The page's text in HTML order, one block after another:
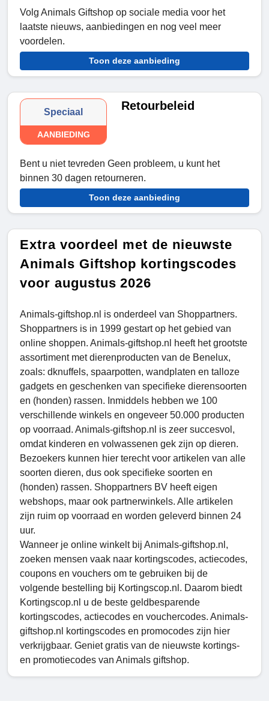
Volg Animals Giftshop op sociale media voor het
laatste nieuws, aanbiedingen en nog veel meer
voordelen.
Toon deze aanbieding
Speciaal
AANBIEDING
Retourbeleid
Bent u niet tevreden Geen probleem, u kunt het
binnen 30 dagen retourneren.
Toon deze aanbieding
Extra voordeel met de nieuwste
Animals Giftshop kortingscodes
voor augustus 2026
Animals-giftshop.nl is onderdeel van Shoppartners.
Shoppartners is in 1999 gestart op het gebied van
online shoppen. Animals-giftshop.nl heeft het grootste
assortiment met dierenproducten van de Benelux,
zoals: dknuffels, spaarpotten, wandplaten en talloze
gadgets en geschenken van specifieke dierensoorten
en (honden) rassen. Inmiddels hebben we 100
verschillende winkels en ongeveer 50.000 producten
op voorraad. Animals-giftshop.nl is zeer succesvol,
omdat kinderen en volwassenen gek zijn op dieren.
Bezoekers kunnen hier terecht voor artikelen van alle
soorten dieren, dus ook specifieke soorten en
(honden) rassen. Shoppartners BV heeft eigen
webshops, maar ook partnerwinkels. Alle artikelen
zijn ruim op voorraad en worden geleverd binnen 24
uur.
Wanneer je online winkelt bij Animals-giftshop.nl,
zoeken mensen vaak naar kortingscodes, actiecodes,
coupons en vouchers om te gebruiken bij de
volgende bestelling bij Kortingscop.nl. Daarom biedt
Kortingscop.nl u de beste geldbesparende
kortingscodes, actiecodes en vouchercodes. Animals-
giftshop.nl kortingscodes en promocodes zijn hier
verkrijgbaar. Geniet gratis van de nieuwste kortings-
en promotiecodes van Animals giftshop.